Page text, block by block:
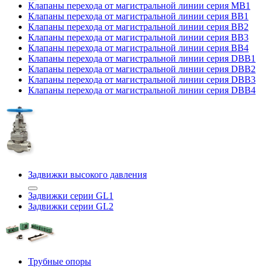
Клапаны перехода от магистральной линии серия MB1
Клапаны перехода от магистральной линии серия BB1
Клапаны перехода от магистральной линии серия BB2
Клапаны перехода от магистральной линии серия BB3
Клапаны перехода от магистральной линии серия BB4
Клапаны перехода от магистральной линии серия DBB1
Клапаны перехода от магистральной линии серия DBB2
Клапаны перехода от магистральной линии серия DBB3
Клапаны перехода от магистральной линии серия DBB4
Задвижки высокого давления
Задвижки серии GL1
Задвижки серии GL2
Трубные опоры